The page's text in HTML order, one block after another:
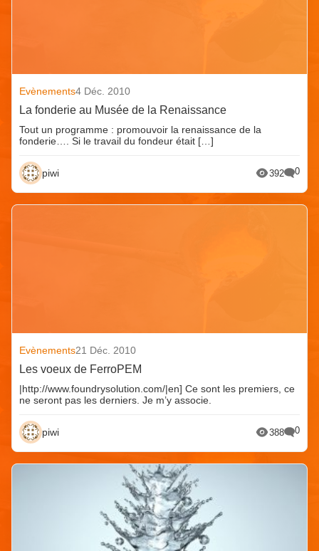
Evènements4 Déc. 2010
La fonderie au Musée de la Renaissance
Tout un programme : promouvoir la renaissance de la
fonderie…. Si le travail du fondeur était […]
piwi 392 0
Evènements21 Déc. 2010
Les voeux de FerroPEM
|http://www.foundrysolution.com/|en] Ce sont les premiers, ce
ne seront pas les derniers. Je m’y associe.
piwi 388 0